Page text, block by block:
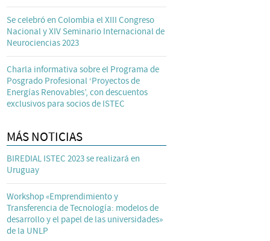
Se celebró en Colombia el XIII Congreso
Nacional y XIV Seminario Internacional de
Neurociencias 2023
Charla informativa sobre el Programa de
Posgrado Profesional ‘Proyectos de
Energías Renovables’, con descuentos
exclusivos para socios de ISTEC
MÁS NOTICIAS
BIREDIAL ISTEC 2023 se realizará en
Uruguay
Workshop «Emprendimiento y
Transferencia de Tecnología: modelos de
desarrollo y el papel de las universidades»
de la UNLP